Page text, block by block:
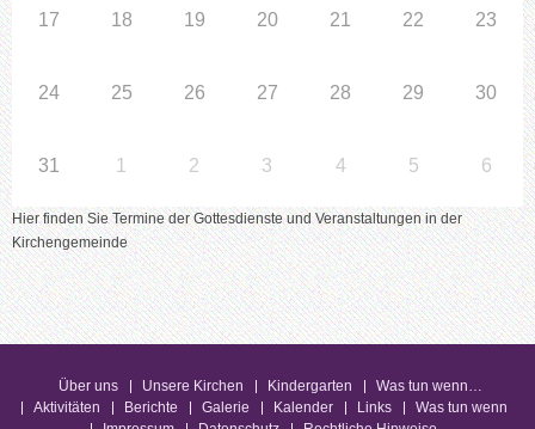
17 18 19 20 21 22 23
24 25 26 27 28 29 30
31 1 2 3 4 5 6
Hier finden Sie Termine der Gottesdienste und Veranstaltungen in der
Kirchengemeinde
Über uns Unsere Kirchen Kindergarten
Was tun wenn…
Aktivitäten
Berichte Galerie Kalender Links
Was tun wenn